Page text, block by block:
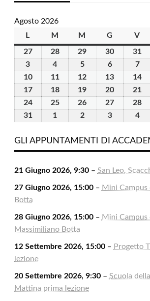
Agosto 2026
L
M martedì
M mercoledì
G giovedìV
2727
Luglio
2026
2828
29 30 31
3
Agosto
2026
4
Agosto
2026
55
Agosto
2026
66
Agosto
2026
77
1010
Agosto
2026
1111
Agosto
2026
12
Agosto
13
Agosto
14
1717
Agosto
1818
Agosto
19
Agosto
20
Agosto
21
2424
Agosto
2525
Agosto
26
Agosto
27
Agosto
28
3131
2026
1
2026
22
2026
33
2026
44
GLI APPUNTAMENTI DI
21 Giugno 2026, 9:30– San Leo,
27 Giugno 2026, 15:00– Mini
Botta
28 Giugno 2026, 15:00– Mini Campus
Massimiliano Botta
12 Settembre 2026, 15:00– Progetto
lezione
20 Settembre 2026, 9:30– Scuola
Mattina prima lezione